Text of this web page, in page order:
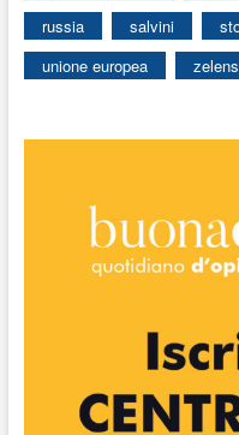
russia
salvini
unione europea